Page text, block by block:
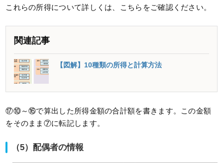
これらの所得について詳しくは、こちらをご確認ください。
関連記事
【図解】10種類の所得と計算方法
⑰⑩～⑯で算出した所得金額の合計額を書きます。この金額
をそのまま⑦に転記します。
（5）配偶者の情報